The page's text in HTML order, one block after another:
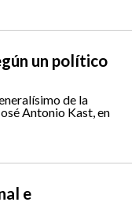
un político
de la
Antonio Kast, en
e